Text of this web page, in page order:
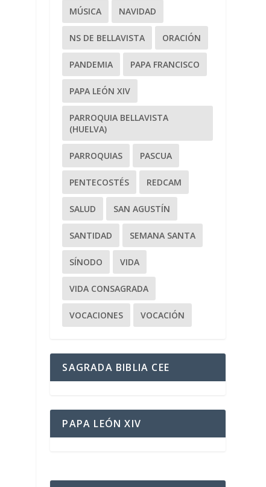
MÚSICA NAVIDAD
NS DE BELLAVISTA ORACIÓN
PANDEMIA PAPA FRANCISCO
PAPA LEÓN XIV
PARROQUIA BELLAVISTA
(HUELVA)
PARROQUIAS PASCUA
PENTECOSTÉS REDCAM
SALUD SAN AGUSTÍN
SANTIDAD SEMANA SANTA
SÍNODO VIDA
VIDA CONSAGRADA
VOCACIONES VOCACIÓN
SAGRADA BIBLIA CEE
PAPA LEÓN XIV